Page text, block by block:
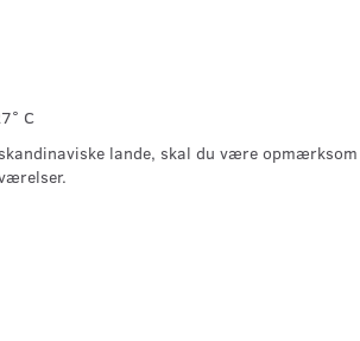
C
lande, skal du være